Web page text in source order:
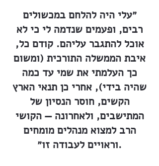
״עלי היה להלחם במכשולים
רבים, ופעמים שנדמה לי כי לא
אוכל להתגבר עליהם. קודם כל,
איבת הממשלה התורכית (ומשום
כך העלמתי את שמי עד כמה
שהיה בידי), אחרי כן תנאי הארץ
הקשים, חוסר הנסיון של
המתישבים, ולאחרונה — הקושי
הרב למצוא מנהלים מומחים
וראויים לעבודה זו״.